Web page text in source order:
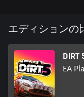
エディションの
DIRT
EA